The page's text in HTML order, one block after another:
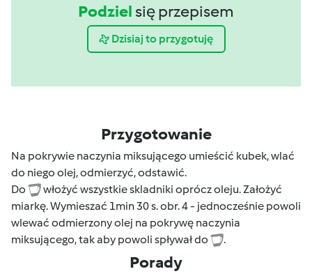
Podziel się przepisem
Dzisiaj to przygotuję
Przygotowanie
Na pokrywie naczynia miksującego umieścić kubek, wlać
do niego olej, odmierzyć, odstawić.
Do
włożyć wszystkie skladniki oprócz oleju. Założyć
miarkę. Wymieszać 1min 30 s. obr. 4 - jednocześnie powoli
wlewać odmierzony olej na pokrywę naczynia
miksującego, tak aby powoli spływał do
.
Porady